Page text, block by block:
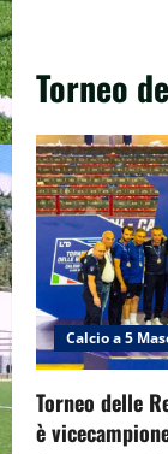
Torneo
Calcio a 5
Torneo delle
è